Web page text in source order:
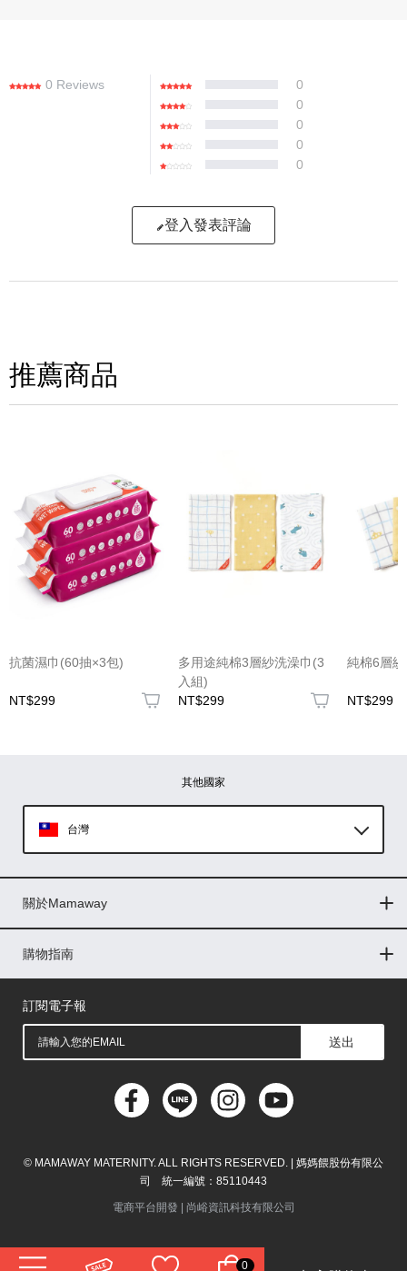
0
0 Reviews
0
0
0
0
0
登入發表評論
(圖片格式限jpg、jpeg)
推薦商品
抗菌濕巾(60抽×3包)
NT$299
多用途純棉3層紗洗澡巾(3
入組)
NT$299
純棉6層
NT$299
其他國家
台灣
印尼
馬來西亞
關於Mamaway
門市據點
最新消息
品牌故事
人力招募
媒體花絮
隱私權聲明
CSR企業社會責任
購物指南
購物常見問題
退換貨問題
儲值金使用條款
購買儲值金
發票問題
會員權益
線上留言
吸乳器-免費體驗
訂閱電子報
送出
© MAMAWAY MATERNITY. ALL RIGHTS RESERVED. | 媽媽餵股份有限公
司 統一編號：85110443
電商平台開發 | 尚峪資訊科技有限公司